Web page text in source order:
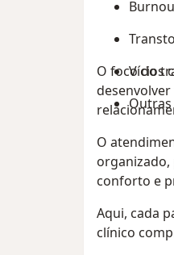
Vícios
O foco do
O
organizado,
conforto e
Aqui, cada
clínico